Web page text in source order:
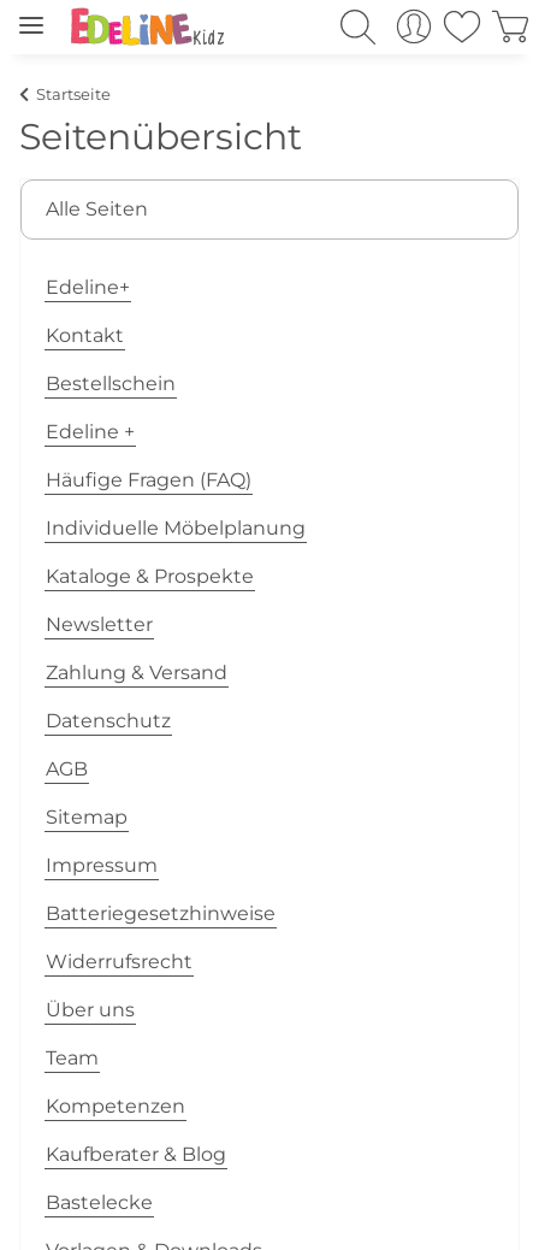
Startseite
Seitenübersicht
Alle Seiten
Edeline+
Kontakt
Bestellschein
Edeline +
Häufige Fragen (FAQ)
Individuelle Möbelplanung
Kataloge & Prospekte
Newsletter
Zahlung & Versand
Datenschutz
AGB
Sitemap
Impressum
Batteriegesetzhinweise
Widerrufsrecht
Über uns
Team
Kompetenzen
Kaufberater & Blog
Bastelecke